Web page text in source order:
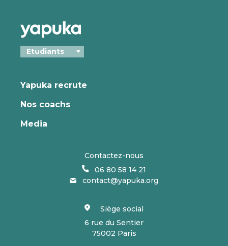
Yapuka recrute
Nos coachs
Media
Contactez-nous
06 80 58 14 21
contact@yapuka.org
Siège social
6 rue du Sentier
75002 Paris